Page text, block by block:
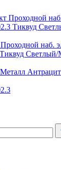
наб.
Антрацит